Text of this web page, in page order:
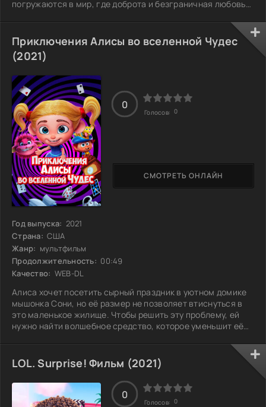
погружаются в мир, где доброта и безграничная любовь
история наполняет их сердца надеждой, а восприятие
меняется, как будто под действием волшебства. Эти
рассказы обращаются к глубочайшим чувствам и
заставляют задуматься о жизни. На каждом шагу их
Приключения Алисы во вселенной Чудес
(2021)
Год выпуска: 2021
Страна: США
Жанр: мультфильм
Продолжительность: 00:49
Качество: WEB-DL
Алиса хочет посетить сырный праздник в уютном домике
мышонка Сони, но её размер не позволяет втиснуться в
это маленькое жилище. Чтобы решить эту проблему, ей
нужно найти волшебное средство, которое уменьшит её
отправляется в путешествие через волшебное зеркало.
Они исследуют удивительные уголки вселенной,
знакомятся с необычными персонажами из сказок и
погружаются в традиции разных стран и эпох. На этом
СМОТРЕТЬ ОНЛАЙН
0
Голосов: 0
LOL. Surprise! Фильм (2021)
0
Голосов: 0